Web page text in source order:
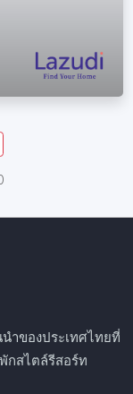
ำของประเทศไทยที่
กสไตล์รีสอร์ท